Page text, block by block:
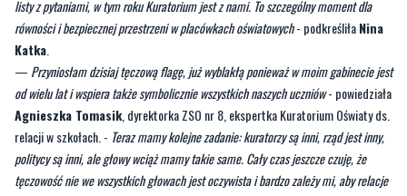
—Przyniosłam dzisiaj tęczową flagę, już wyblakłą ponieważ w moim gabinecie jest
od wielu lat i wspiera także symbolicznie wszystkich naszych uczniów- powiedziała
Agnieszka Tomasik
relacji w szkołach. -Teraz mamy kolejne zadanie: kuratorzy są inni, rząd jest inny,
politycy są inni, ale głowy wciąż mamy takie same. Cały czas jeszcze czuję, że
tęczowość nie we wszystkich głowach jest oczywista i bardzo zależy mi, aby relacje
w szkołach były oparte o podmiotowość, oparte o szacunek do różnorodności, do
drugiego człowieka kimkolwiek on jest, skądkolwiek przybywa.
Dyrektorka zaapelowała, aby najbliższy Tęczowy piątek był pierwszym dniem